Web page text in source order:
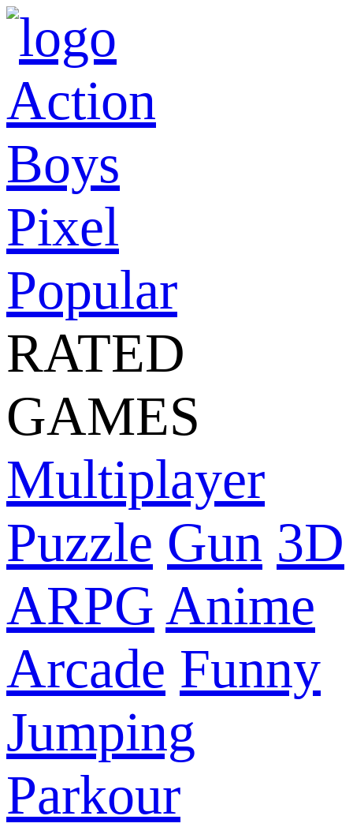
Action
Boys
Pixel
Popular
RATED
GAMES
Multiplayer
Puzzle Gun 3D
ARPG Anime
Arcade Funny
Jumping
Parkour